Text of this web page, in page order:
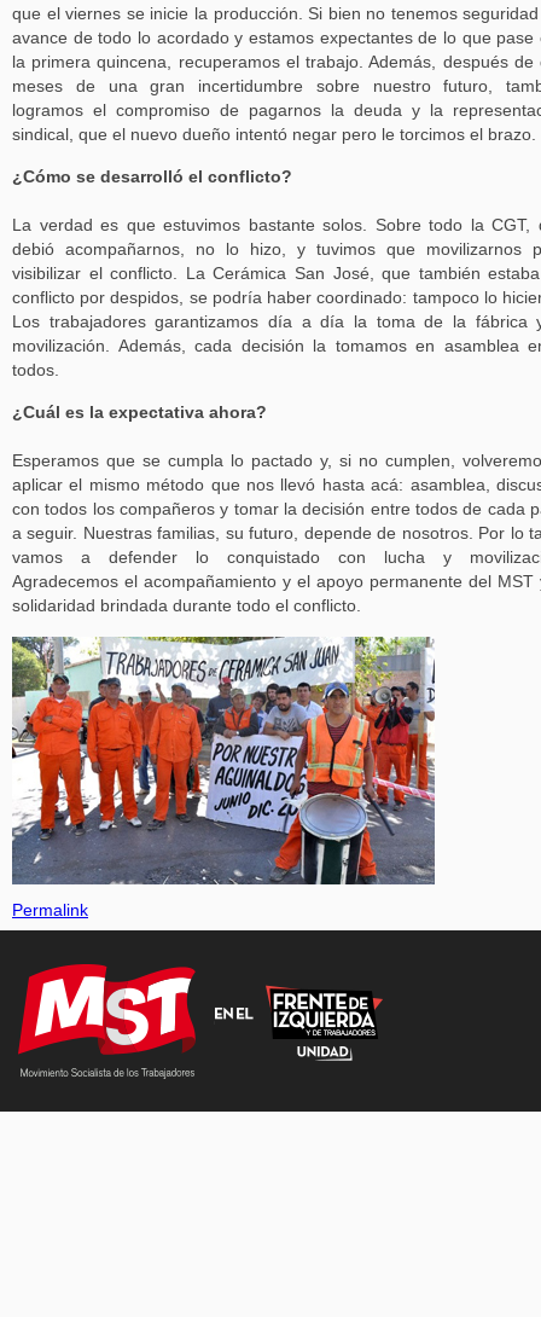
que el viernes se inicie la producción. Si bien no tenemos
avance de todo lo acordado y estamos expectantes de lo que pase
la primera quincena, recuperamos el trabajo. Además, después de
meses de una gran incertidumbre sobre nuestro futuro,
logramos el compromiso de pagarnos la deuda y la
sindical, que el nuevo dueño intentó negar pero le torcimos el brazo.
¿Cómo se desarrolló el conflicto?
La verdad es que estuvimos bastante solos. Sobre todo la CGT,
debió acompañarnos, no lo hizo, y tuvimos que movilizarnos
visibilizar el conflicto. La Cerámica San José, que también
conflicto por despidos, se podría haber coordinado: tampoco lo
Los trabajadores garantizamos día a día la toma de la fábrica
movilización. Además, cada decisión la tomamos en asamblea
todos.
¿Cuál es la expectativa ahora?
Esperamos que se cumpla lo pactado y, si no cumplen,
aplicar el mismo método que nos llevó hasta acá: asamblea,
con todos los compañeros y tomar la decisión entre todos de cada
a seguir. Nuestras familias, su futuro, depende de nosotros. Por lo
vamos a defender lo conquistado con lucha y
Agradecemos el acompañamiento y el apoyo permanente del MST
solidaridad brindada durante todo el conflicto.
Permalink